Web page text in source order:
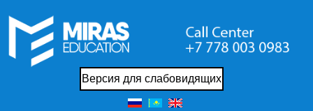
Версия для слабовидящих